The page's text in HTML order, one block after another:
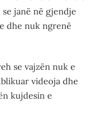
janë në gjendje
dhe nuk ngrenë
se vajzën nuk e
videoja dhe
kujdesin e